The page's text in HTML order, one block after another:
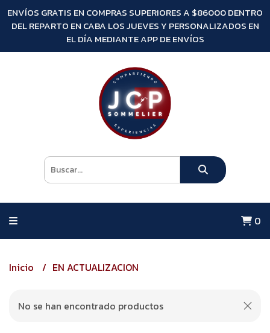
ENVÍOS GRATIS EN COMPRAS SUPERIORES A $86000 DENTRO
DEL REPARTO EN CABA LOS JUEVES Y PERSONALIZADOS EN
EL DÍA MEDIANTE APP DE ENVÍOS
0
Inicio EN ACTUALIZACION
No se han encontrado productos